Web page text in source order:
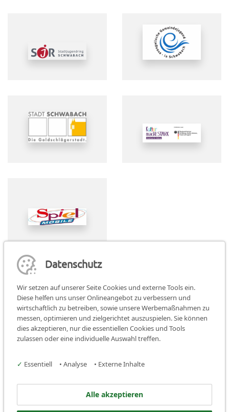
Teilen: teilen teilen teilen
Facebook Instagram
Stadtjugendring Schwabach
Kappadocia 2
91126 Schwabach
Datenschutz
Wir setzen auf unserer Seite Cookies und externe Tools ein.
Diese helfen uns unser Onlineangebot zu verbessern und
wirtschaftlich zu betreiben, sowie unsere Werbemaßnahmen zu
messen, optimieren und zielgerichtet auszuspielen. Sie können
dies akzeptieren, nur die essentiellen Cookies und Tools
zulassen oder eine individuelle Auswahl treffen.
✓ Essentiell • Analyse • Externe Inhalte
Alle akzeptieren